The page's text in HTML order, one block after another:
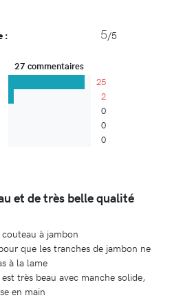
: 5/5
27 commentaires
25
2
0
0
0
et de très belle qualité
à jambon
que les tranches de jambon ne
à la lame
très beau avec manche solide,
en main